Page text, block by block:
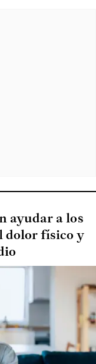
ayudar a los
dolor físico y